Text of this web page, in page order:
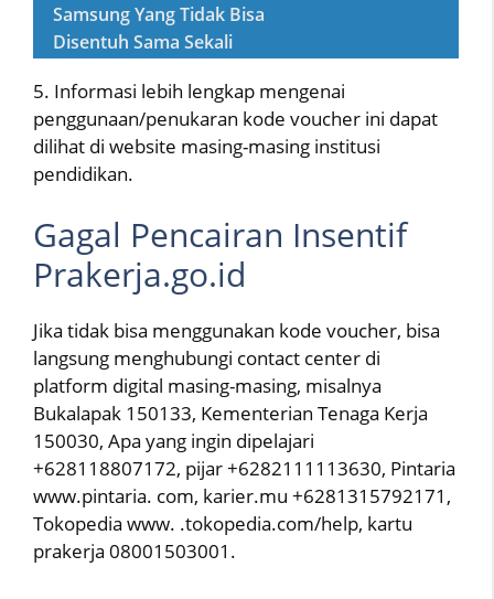
Samsung Yang Tidak Bisa
Disentuh Sama Sekali
5. Informasi lebih lengkap mengenai
penggunaan/penukaran kode voucher ini dapat
dilihat di website masing-masing institusi
pendidikan.
Gagal Pencairan Insentif
Prakerja.go.id
Jika tidak bisa menggunakan kode voucher, bisa
langsung menghubungi contact center di
platform digital masing-masing, misalnya
Bukalapak 150133, Kementerian Tenaga Kerja
150030, Apa yang ingin dipelajari
+628118807172, pijar +6282111113630, Pintaria
www.pintaria. com, karier.mu +6281315792171,
Tokopedia www. .tokopedia.com/help, kartu
prakerja 08001503001.